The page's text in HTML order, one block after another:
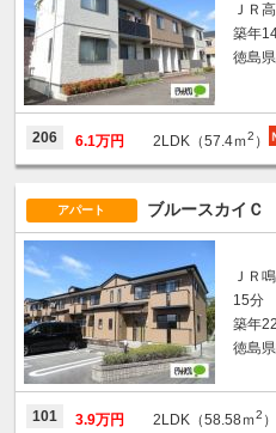
ＪＲ
築年
徳島
206 6.1万円 2LDK（57.4ｍ2 ）
アパート ブルースカイＣ
ＪＲ
15分
築年
徳島
101 3.9万円 2LDK（58.58ｍ2 ）